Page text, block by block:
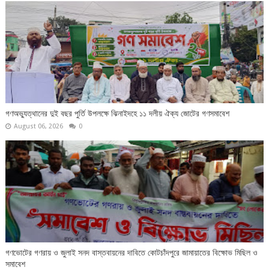
গণঅভ্যুত্থানের দুই বছর পুর্তি উপলক্ষে ঝিনাইদহে ১১ দলীয় ঐক্য জোটের গণসমাবেশ
August 06, 2026 0
গণভোটের গণরায় ও জুলাই সনদ বাস্তবায়নের দাবিতে কোটচাঁদপুরে জামায়াতের বিক্ষোভ মিছিল ও
সমাবেশ